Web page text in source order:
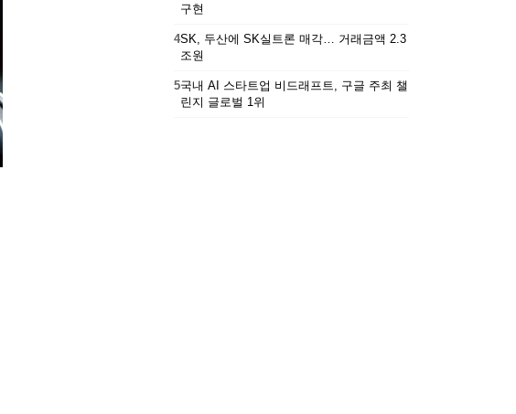
구현
4SK, 두산에 SK실트론 매각… 거래금액 2.3
조원
5국내 AI 스타트업 비드래프트, 구글 주최 챌
린지 글로벌 1위